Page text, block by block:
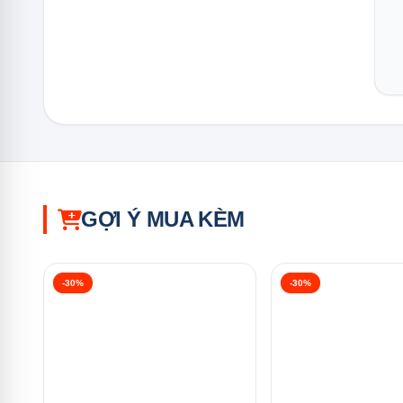
GỢI Ý MUA KÈM
-30% -30%